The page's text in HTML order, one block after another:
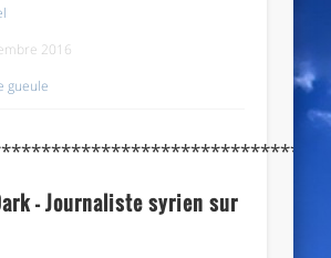
2016
gueule
– Journaliste syrien sur